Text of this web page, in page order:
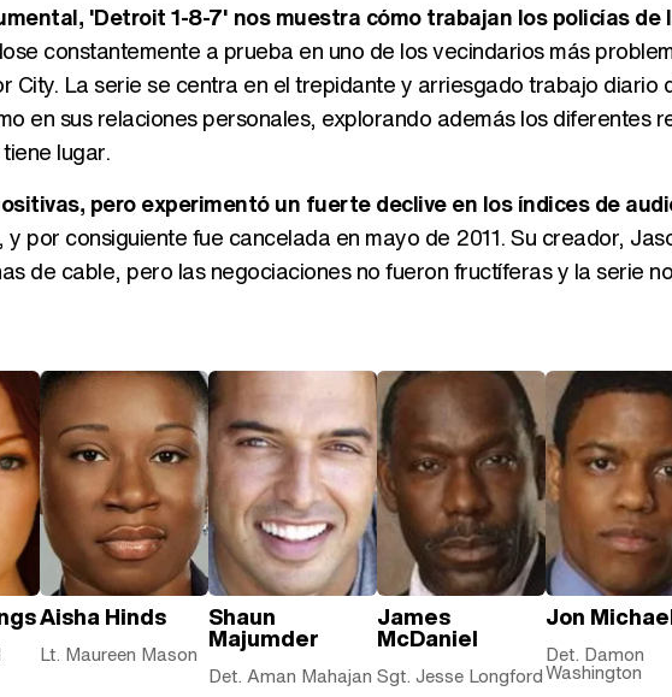
'Detroit 1-8-7' nos muestra cómo trabajan los policías de
constantemente a prueba en uno de los vecindarios más
City. La serie se centra en el trepidante y arriesgado trabajo diario
en sus relaciones personales, explorando además los diferentes
lugar.
pero experimentó un fuerte declive en los índices de
, y por consiguiente fue cancelada en mayo de 2011. Su creador,
de cable, pero las negociaciones no fueron fructíferas y la serie
Aisha Hinds
Lt. Maureen Mason
Shaun
Majumder
Det. Aman Mahajan
James
McDaniel
Sgt. Jesse Longford
Jon
Det. Damon
Washington